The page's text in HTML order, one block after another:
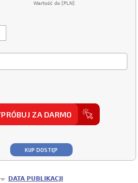
Wartość do [PLN]
ZA DARMO
KUP DOSTĘP
DATA PUBLIKACJI